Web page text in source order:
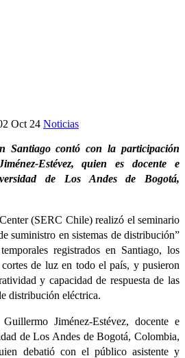
Oct 24 Noticias
Santiago contó con la participación
Estévez, quien es docente e
de Los Andes de Bogotá,
(SERC Chile) realizó el seminario
suministro en sistemas de distribución”
registrados en Santiago, los
de luz en todo el país, y pusieron
y capacidad de respuesta de las
distribución eléctrica.
Jiménez-Estévez, docente e
de Los Andes de Bogotá, Colombia,
debatió con el público asistente y